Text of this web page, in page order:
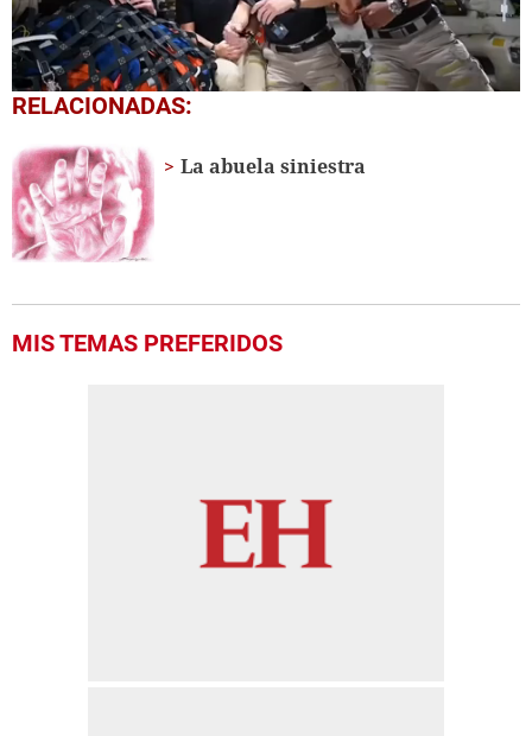
0
seconds
2
minutes,
59
seconds
RELACIONADAS:
La abuela siniestra
MIS TEMAS PREFERIDOS